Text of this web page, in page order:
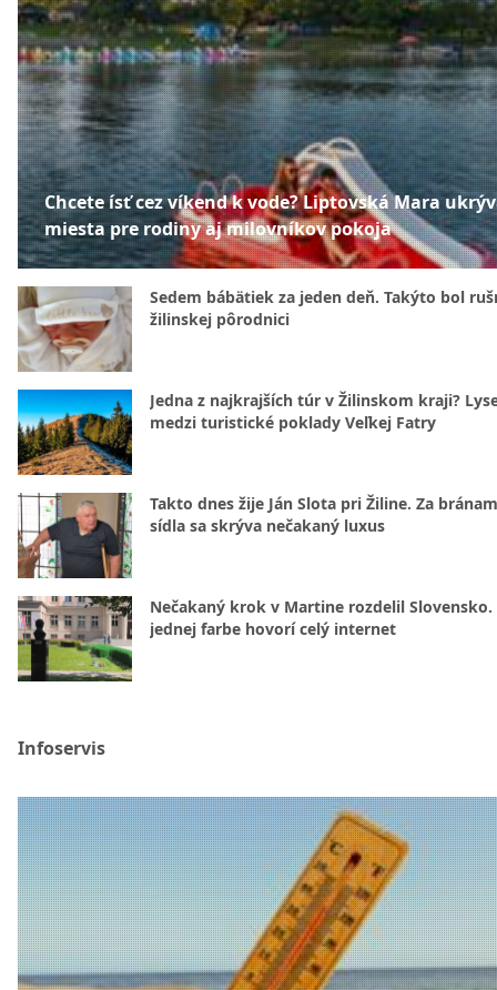
Chcete ísť cez víkend k vode? Liptovská Mara
miesta pre rodiny aj milovníkov pokoja
Sedem bábätiek za jeden deň. Takýto bol
žilinskej pôrodnici
Jedna z najkrajších túr v Žilinskom kraji?
medzi turistické poklady Veľkej Fatry
Takto dnes žije Ján Slota pri Žiline. Za
sídla sa skrýva nečakaný luxus
Nečakaný krok v Martine rozdelil Slovensko.
jednej farbe hovorí celý internet
Infoservis